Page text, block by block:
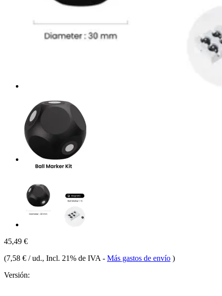
45,49 €
(7,58 € / ud., Incl. 21% de IVA - Más gastos de envío )
Versión: